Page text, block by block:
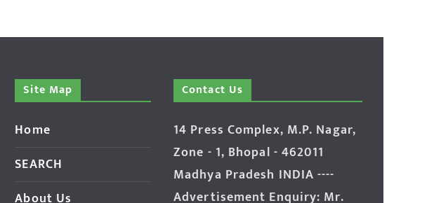
Site Map
Home
SEARCH
Contact Us
14 Press Complex, M.P. Nagar,
Zone - 1, Bhopal - 462011
Madhya Pradesh INDIA ----
Advertisement Enquiry: Mr.